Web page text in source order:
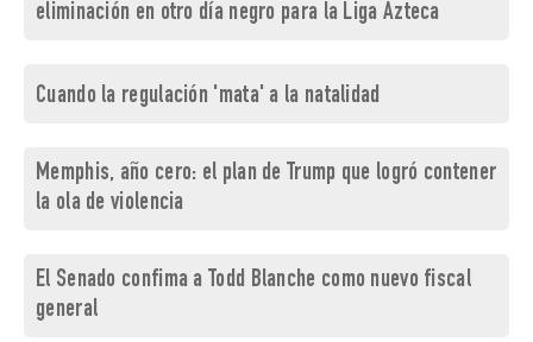
eliminación en otro día negro para la Liga Azteca
Cuando la regulación 'mata' a la natalidad
Memphis, año cero: el plan de Trump que logró contener
la ola de violencia
El Senado confima a Todd Blanche como nuevo fiscal
general